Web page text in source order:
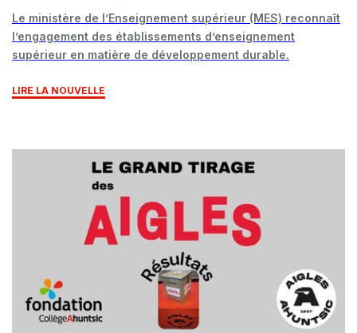
Le ministère de l’Enseignement supérieur (MES) reconnaît
l’engagement des établissements d’enseignement
supérieur en matière de développement durable.
LIRE LA NOUVELLE